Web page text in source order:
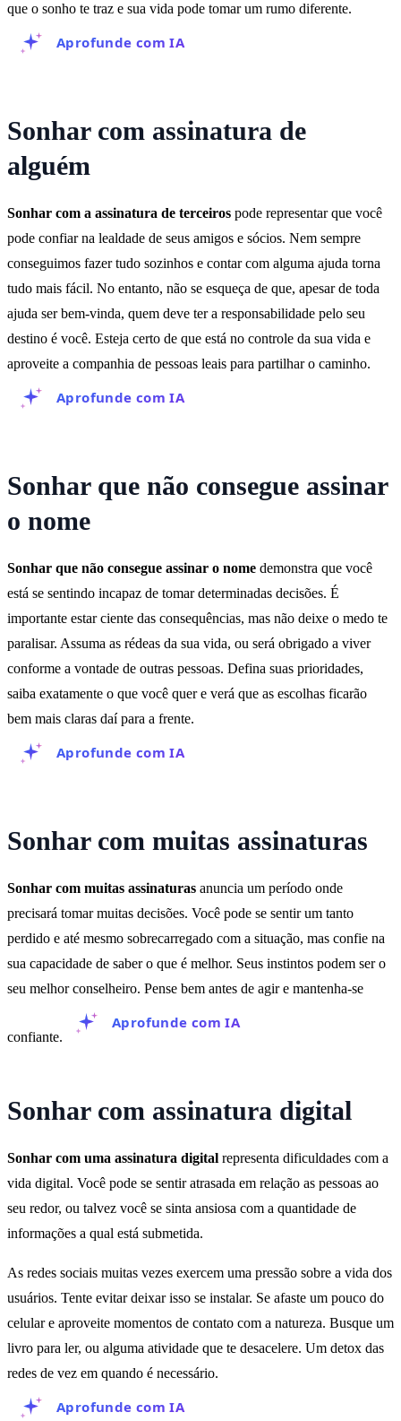
que o sonho te traz e sua vida pode tomar um rumo diferente.
Aprofunde com IA
Sonhar com assinatura de
alguém
Sonhar com a assinatura de terceiros pode representar que você
pode confiar na lealdade de seus amigos e sócios. Nem sempre
conseguimos fazer tudo sozinhos e contar com alguma ajuda torna
tudo mais fácil. No entanto, não se esqueça de que, apesar de toda
ajuda ser bem-vinda, quem deve ter a responsabilidade pelo seu
destino é você. Esteja certo de que está no controle da sua vida e
aproveite a companhia de pessoas leais para partilhar o caminho.
Aprofunde com IA
Sonhar que não consegue assinar
o nome
Sonhar que não consegue assinar o nome demonstra que você
está se sentindo incapaz de tomar determinadas decisões. É
importante estar ciente das consequências, mas não deixe o medo te
paralisar. Assuma as rédeas da sua vida, ou será obrigado a viver
conforme a vontade de outras pessoas. Defina suas prioridades,
saiba exatamente o que você quer e verá que as escolhas ficarão
bem mais claras daí para a frente.
Aprofunde com IA
Sonhar com muitas assinaturas
Sonhar com muitas assinaturas anuncia um período onde
precisará tomar muitas decisões. Você pode se sentir um tanto
perdido e até mesmo sobrecarregado com a situação, mas confie na
sua capacidade de saber o que é melhor. Seus instintos podem ser o
seu melhor conselheiro. Pense bem antes de agir e mantenha-se
confiante.
Aprofunde com IA
Sonhar com assinatura digital
Sonhar com uma assinatura digital representa dificuldades com a
vida digital. Você pode se sentir atrasada em relação as pessoas ao
seu redor, ou talvez você se sinta ansiosa com a quantidade de
informações a qual está submetida.
As redes sociais muitas vezes exercem uma pressão sobre a vida dos
usuários. Tente evitar deixar isso se instalar. Se afaste um pouco do
celular e aproveite momentos de contato com a natureza. Busque um
livro para ler, ou alguma atividade que te desacelere. Um detox das
redes de vez em quando é necessário.
Aprofunde com IA